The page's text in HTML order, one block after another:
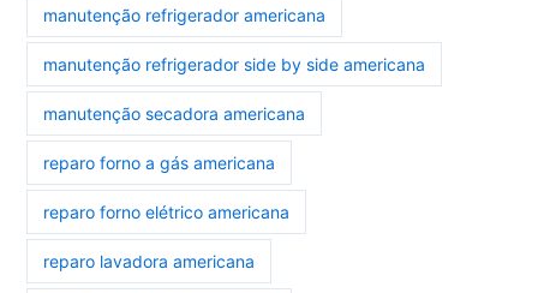
manutenção refrigerador americana
manutenção refrigerador side by side americana
manutenção secadora americana
reparo forno a gás americana
reparo forno elétrico americana
reparo lavadora americana